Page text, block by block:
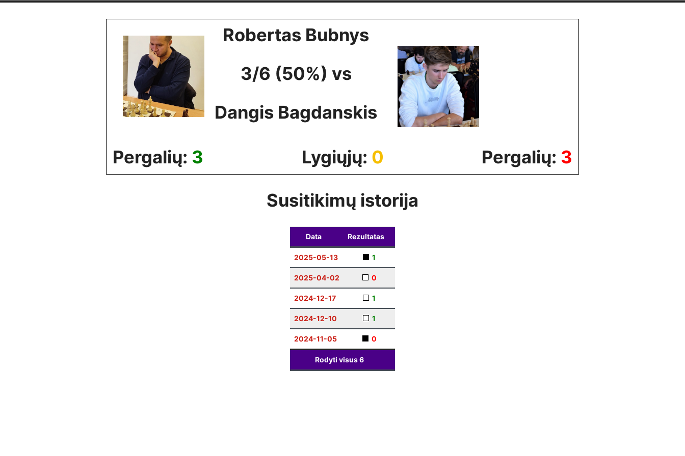
Robertas Bubnys
3/6 (50%) vs
Dangis Bagdanskis
Pergalių: 3 Lygiųjų: 0 Pergalių: 3
Susitikimų istorija
Data Rezultatas
2025-05-13 1
2025-04-02 0
2024-12-17 1
2024-12-10 1
2024-11-05 0
Rodyti visus6